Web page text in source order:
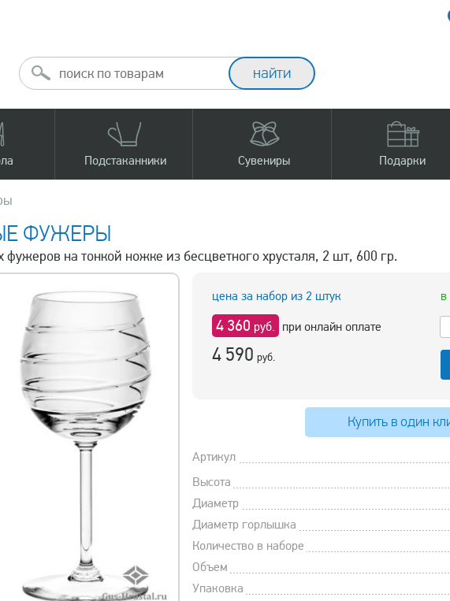
Подстаканники Сувениры Подарки
ФУЖЕРЫ
на тонкой ножке из бесцветного хрусталя, 2 шт, 600 гр.
цена за набор из 2 штук
4 360 руб. при онлайн оплате
4 590 руб.
Купить в один
Артикул
Высота
Диаметр
Диаметр горлышка
Количество в наборе
Объем
Упаковка